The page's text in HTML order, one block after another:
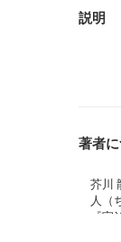
説明
著者
芥川
人（
『
た